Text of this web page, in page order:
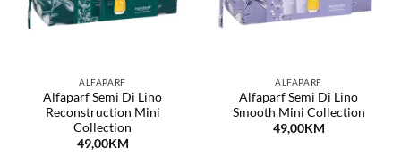
ALFAPARF
Alfaparf Semi Di Lino
Reconstruction Mini
Collection
49,00KM
ALFAPARF
Alfaparf Semi Di Lino
Smooth Mini Collection
49,00KM